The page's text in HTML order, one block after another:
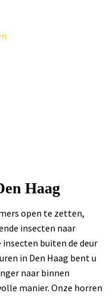
Haag
open te zetten,
insecten naar
insecten buiten de deur
in Den Haag bent u
naar binnen
manier. Onze horren